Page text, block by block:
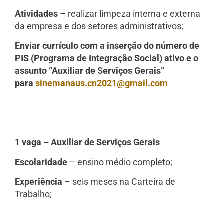
Atividades – realizar limpeza interna e externa
da empresa e dos setores administrativos;
Enviar currículo com a inserção do número de
PIS (Programa de Integração Social) ativo e o
assunto “Auxiliar de Serviços Gerais”
para sinemanaus.cn2021@gmail.com
1 vaga – Auxiliar de Serviços Gerais
Escolaridade – ensino médio completo;
Experiência – seis meses na Carteira de
Trabalho;